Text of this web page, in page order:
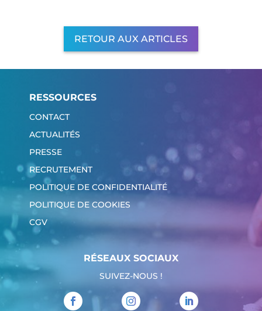
RETOUR AUX ARTICLES
RESSOURCES
CONTACT
ACTUALITÉS
PRESSE
RECRUTEMENT
POLITIQUE DE CONFIDENTIALITÉ
POLITIQUE DE COOKIES
CGV
RÉSEAUX SOCIAUX
SUIVEZ-NOUS !